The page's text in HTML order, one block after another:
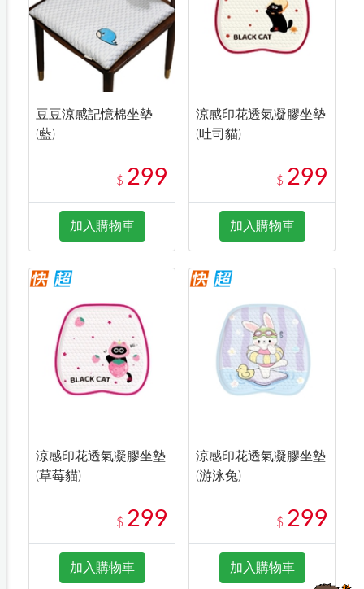
豆豆涼感記憶棉坐墊
(藍)
$ 299
加入購物車
涼感印花透氣凝膠坐墊
(吐司貓)
$ 299
加入購物車
涼感印花透氣凝膠坐墊
(草莓貓)
$ 299
加入購物車
涼感印花透氣凝膠坐墊
(游泳兔)
$ 299
加入購物車